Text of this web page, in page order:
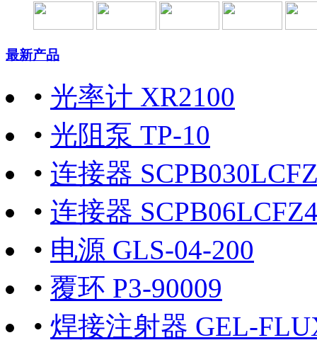
最新产品
• 光率计 XR2100
• 光阻泵 TP-10
• 连接器
• 连接器
• 电源 GLS-04-200
• 覆环 P3-90009
• 焊接注射器 GEL-